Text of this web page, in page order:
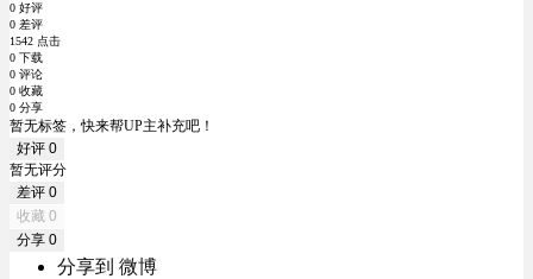
0 好评
0 差评
1542 点击
0 下载
0 评论
0 收藏
0 分享
暂无标签，快来帮UP主补充吧！
好评 0
暂无评分
差评 0
收藏 0
分享 0
分享到 微博